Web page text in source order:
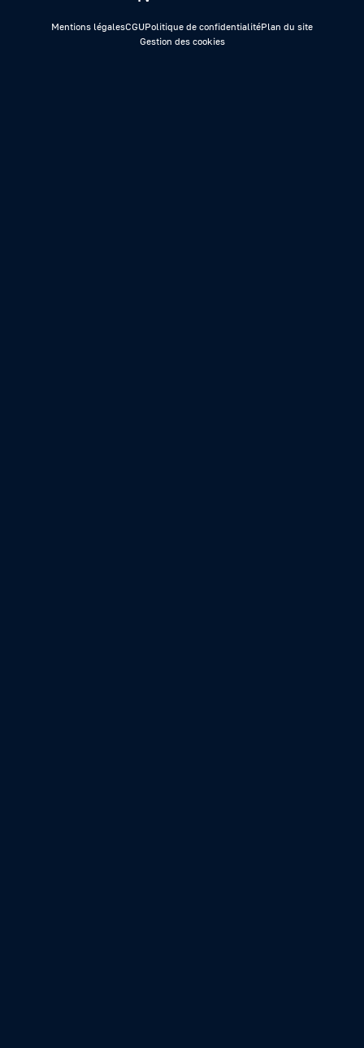
Mentions légalesCGUPolitique de confidentialitéPlan du site
Gestion des cookies